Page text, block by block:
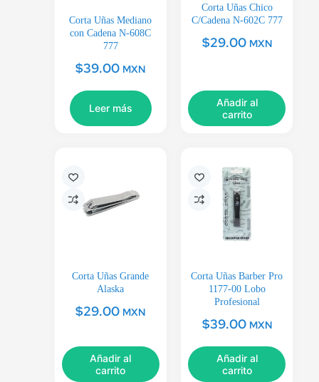
Corta Uñas Mediano
con Cadena N-608C
777
$39.00 MXN
Leer más
Corta Uñas Chico
C/Cadena N-602C 777
$29.00 MXN
Añadir al
carrito
Corta Uñas Grande
Alaska
$29.00 MXN
Añadir al
carrito
Corta Uñas Barber Pro
1177-00 Lobo
Profesional
$39.00 MXN
Añadir al
carrito